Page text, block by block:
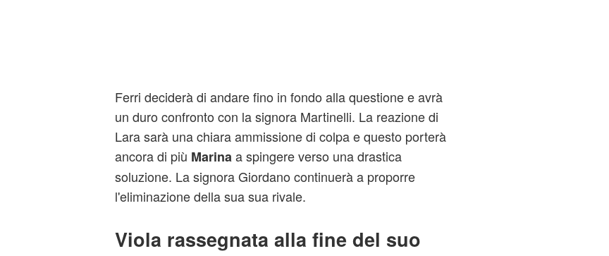
Ferri deciderà di andare fino in fondo alla questione e avrà
un duro confronto con la signora Martinelli. La reazione di
Lara sarà una chiara ammissione di colpa e questo porterà
ancora di più Marina a spingere verso una drastica
soluzione. La signora Giordano continuerà a proporre
l'eliminazione della sua sua rivale.
Viola rassegnata alla fine del suo